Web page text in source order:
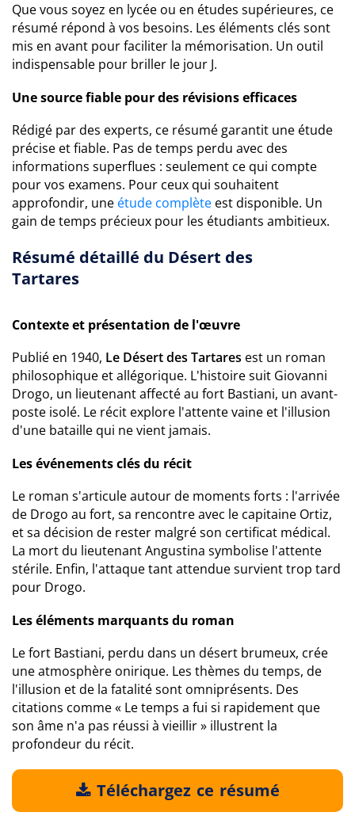
Que vous soyez en lycée ou en études supérieures, ce
résumé répond à vos besoins. Les éléments clés sont
mis en avant pour faciliter la mémorisation. Un outil
indispensable pour briller le jour J.
Une source fiable pour des révisions efficaces
Rédigé par des experts, ce résumé garantit une étude
précise et fiable. Pas de temps perdu avec des
informations superflues : seulement ce qui compte
pour vos examens. Pour ceux qui souhaitent
approfondir, une étude complète est disponible. Un
gain de temps précieux pour les étudiants ambitieux.
Résumé détaillé du Désert des
Tartares
Contexte et présentation de l'œuvre
Publié en 1940, Le Désert des Tartares est un roman
philosophique et allégorique. L'histoire suit Giovanni
Drogo, un lieutenant affecté au fort Bastiani, un avant-
poste isolé. Le récit explore l'attente vaine et l'illusion
d'une bataille qui ne vient jamais.
Les événements clés du récit
Le roman s'articule autour de moments forts : l'arrivée
de Drogo au fort, sa rencontre avec le capitaine Ortiz,
et sa décision de rester malgré son certificat médical.
La mort du lieutenant Angustina symbolise l'attente
stérile. Enfin, l'attaque tant attendue survient trop tard
pour Drogo.
Les éléments marquants du roman
Le fort Bastiani, perdu dans un désert brumeux, crée
une atmosphère onirique. Les thèmes du temps, de
l'illusion et de la fatalité sont omniprésents. Des
citations comme « Le temps a fui si rapidement que
son âme n'a pas réussi à vieillir » illustrent la
profondeur du récit.
Téléchargez ce résumé